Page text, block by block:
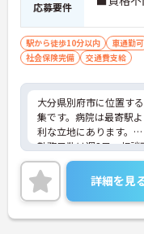
応募要件
駅から徒歩10分以内 車通勤可
社会保険完備
交通費支給
大分県別府市に位置す
集です。病院は最寄駅
利な立地にあります。
勤務日数は週3日～相談
ートを大切にしながら
一人ひとりに寄り添っ
ていただける方を募集
ご興味のある方には、
に詳細をご案内します
詳細を見